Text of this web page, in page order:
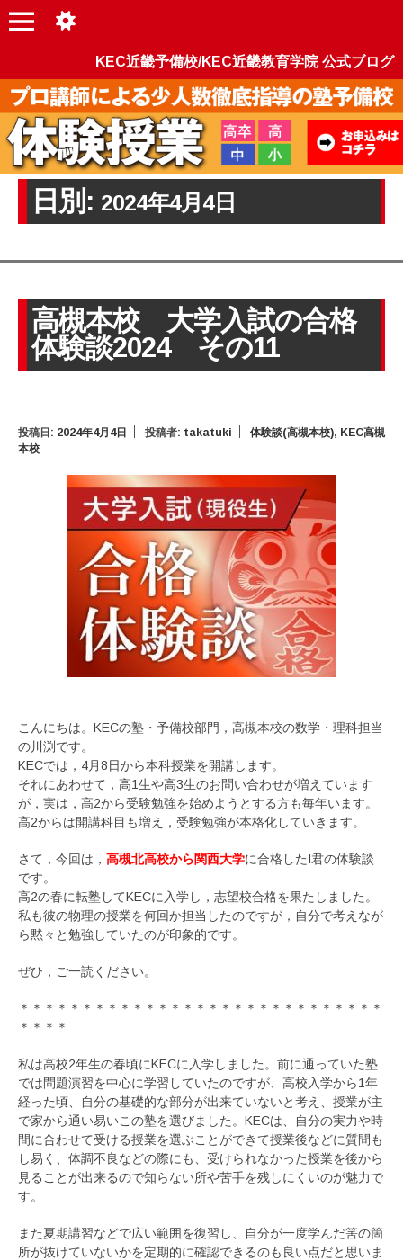
KEC近畿予備校/KEC近畿教育学院 公式ブログ
日別: 2024年4月4日
高槻本校 大学入試の合格
体験談2024 その11
投稿日: 2024年4月4日 投稿者: takatuki 体験談(高槻本校), KEC高槻
本校
こんにちは。KECの塾・予備校部門，高槻本校の数学・理科担当
の川渕です。
KECでは，4月8日から本科授業を開講します。
それにあわせて，高1生や高3生のお問い合わせが増えています
が，実は，高2から受験勉強を始めようとする方も毎年います。
高2からは開講科目も増え，受験勉強が本格化していきます。
さて，今回は， 高槻北高校から関西大学に合格したI君の体験談
です。
高2の春に転塾してKECに入学し，志望校合格を果たしました。
私も彼の物理の授業を何回か担当したのですが，自分で考えなが
ら黙々と勉強していたのが印象的です。
ぜひ，ご一読ください。
＊＊＊＊＊＊＊＊＊＊＊＊＊＊＊＊＊＊＊＊＊＊＊＊＊＊＊＊＊
＊＊＊＊
私は高校2年生の春頃にKECに入学しました。前に通っていた塾
では問題演習を中心に学習していたのですが、高校入学から1年
経った頃、自分の基礎的な部分が出来ていないと考え、授業が主
で家から通い易いこの塾を選びました。KECは、自分の実力や時
間に合わせて受ける授業を選ぶことができて授業後などに質問も
し易く、体調不良などの際にも、受けられなかった授業を後から
見ることが出来るので知らない所や苦手を残しにくいのが魅力で
す。
また夏期講習などで広い範囲を復習し、自分が一度学んだ筈の箇
所が抜けていないかを定期的に確認できるのも良い点だと思いま